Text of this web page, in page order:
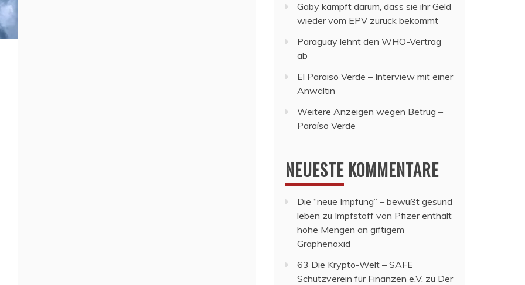
Gaby kämpft darum, dass sie ihr Geld
wieder vom EPV zurück bekommt
Paraguay lehnt den WHO-Vertrag
ab
El Paraiso Verde – Interview mit einer
Anwältin
Weitere Anzeigen wegen Betrug –
Paraíso Verde
NEUESTE KOMMENTARE
Die “neue Impfung” – bewußt gesund
leben zu Impfstoff von Pfizer enthält
hohe Mengen an giftigem
Graphenoxid
63 Die Krypto-Welt – SAFE
Schutzverein für Finanzen e.V. zu Der